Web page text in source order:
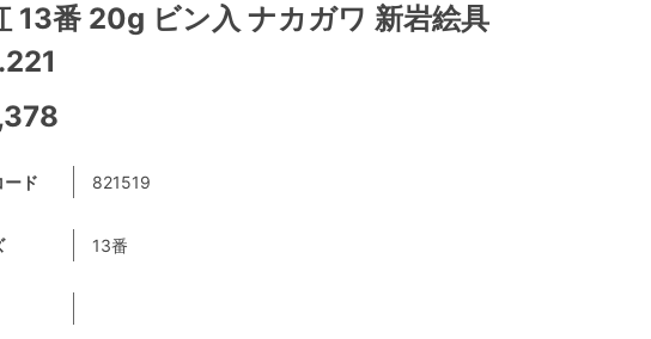
13番 20g ビン入 ナカガワ 新岩絵具
ード 821519
13番